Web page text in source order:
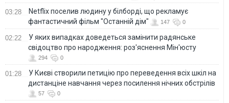
03:28
Netflix поселив людину у білборді, що рекламує
фантастичний фільм "Останній дім"
147 0
02:22
У яких випадках доведеться замінити радянське
свідоцтво про народження: роз'яснення Мін'юсту
294 0
01:28
У Києві створили петицію про переведення всіх шкіл на
дистанціне навчання через посилення нічних обстрілів
57 0